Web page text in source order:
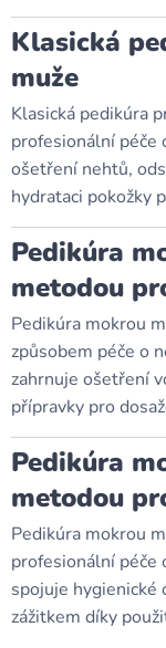
Klasická
muže
Klasická pedikúra
profesionální péče
ošetření nehtů,
hydrataci pokožky
Pedikúra
metodou
Pedikúra mokrou
způsobem péče o
zahrnuje ošetření
přípravky pro
Pedikúra
metodou
Pedikúra mokrou
profesionální péče
spojuje hygienické
zážitkem díky